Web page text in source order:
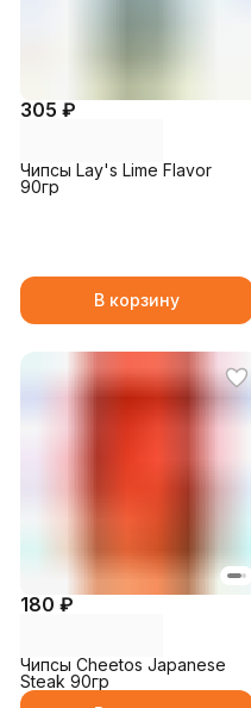
305 ₽
Чипсы Lay's Lime Flavor
90гр
В корзину
180 ₽
Чипсы Cheetos Japanese
Steak 90гр